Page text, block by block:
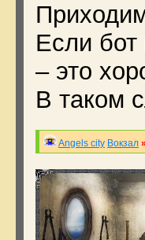
Если бот
– это
В таком
Angels city Вокзал »